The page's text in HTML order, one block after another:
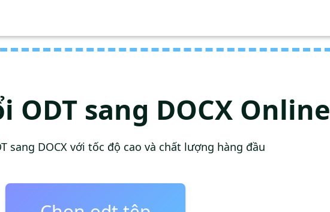
ODT sang DOCX Online
sang DOCX với tốc độ cao và chất lượng hàng đầu